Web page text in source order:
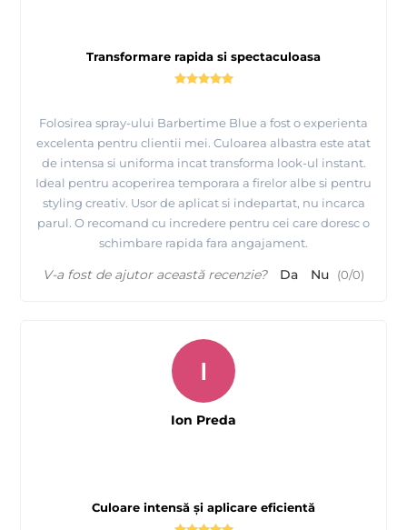
Transformare rapida si spectaculoasa
Folosirea spray-ului Barbertime Blue a fost o experienta
excelenta pentru clientii mei. Culoarea albastra este atat
de intensa si uniforma incat transforma look-ul instant.
Ideal pentru acoperirea temporara a firelor albe si pentru
styling creativ. Usor de aplicat si indepartat, nu incarca
parul. O recomand cu incredere pentru cei care doresc o
schimbare rapida fara angajament.
V-a fost de ajutor această recenzie? Da Nu (0/0)
Culoare intensă și aplicare eficientă
I
Ion Preda